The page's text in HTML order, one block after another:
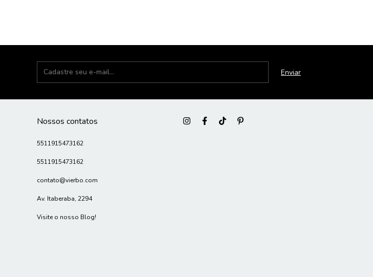
Nossos contatos
5511915473162
5511915473162
contato@vierbo.com
Av. Itaberaba, 2294
Visite o nosso Blog!